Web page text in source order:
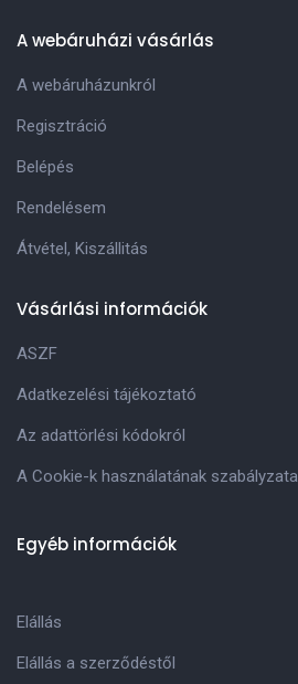
A webáruházi vásárlás
A webáruházunkról
Regisztráció
Belépés
Rendelésem
Átvétel, Kiszállitás
Vásárlási információk
ASZF
Adatkezelési tájékoztató
Az adattörlési kódokról
A Cookie-k használatának szabályzata
Egyéb információk
Elállás
Elállás a szerződéstől